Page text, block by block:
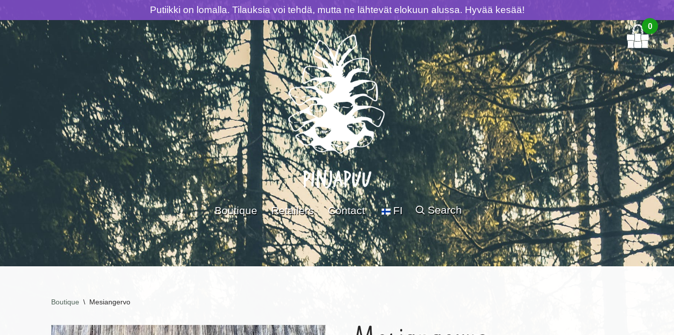
Siirry
suoraan
0
Putiikki on lomalla. Tilauksia voi tehdä, mutta ne lähtevät elokuun alussa. Hyvää kesää!
Boutique Retailers Contact FI Search
Boutique \ Mesiangervo